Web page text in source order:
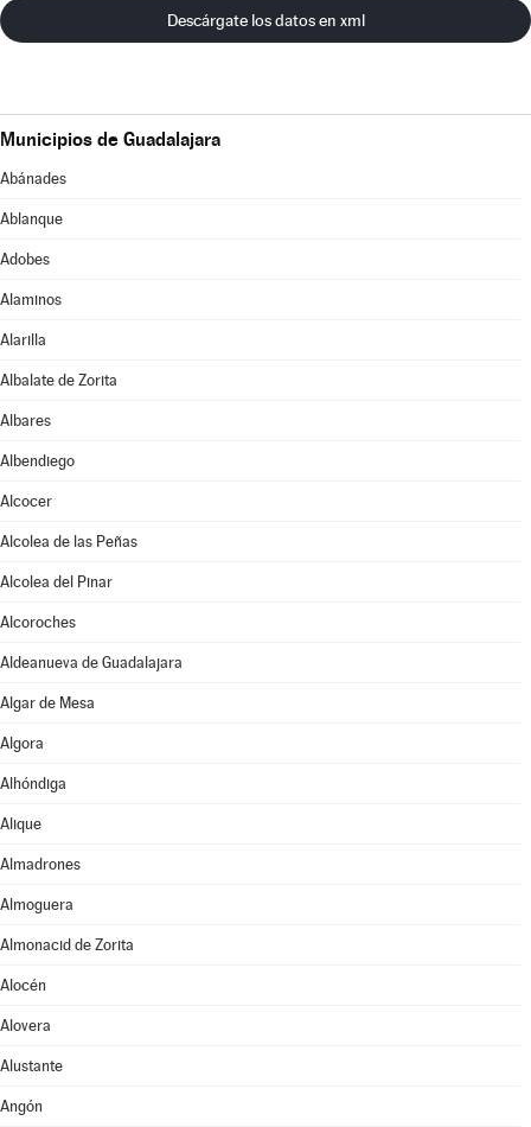
Descárgate los datos en xml
Municipios de Guadalajara
Abánades
Ablanque
Adobes
Alaminos
Alarilla
Albalate de Zorita
Albares
Albendiego
Alcocer
Alcolea de las Peñas
Alcolea del Pinar
Alcoroches
Aldeanueva de Guadalajara
Algar de Mesa
Algora
Alhóndiga
Alique
Almadrones
Almoguera
Almonacid de Zorita
Alocén
Alovera
Alustante
Angón